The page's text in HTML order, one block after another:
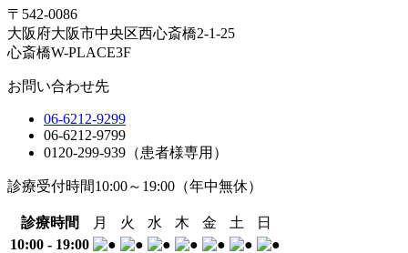
〒542-0086
大阪府大阪市中央区西心斎橋2-1-25
心斎橋W-PLACE3F
お問い合わせ先
06-6212-9299
06-6212-9799
0120-299-939（患者様専用）
診療受付時間10:00～19:00 （年中無休）
診療時間 月 火 水 木 金 土
日
10:00 - 19:00